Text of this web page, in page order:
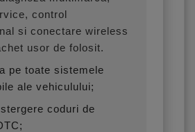
control
si conectare wireless
usor de folosit.
pe toate sistemele
ale vehiculului;
coduri de